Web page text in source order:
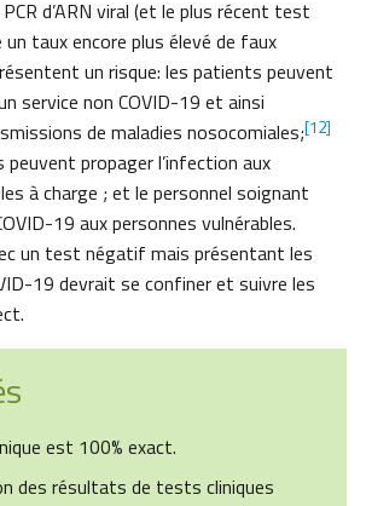
d’ARN viral (et le plus récent test
taux encore plus élevé de faux
un risque: les patients peuvent
service non COVID-19 et ainsi
de maladies nosocomiales;[12]
propager l’infection aux
à charge ; et le personnel soignant
19 aux personnes vulnérables.
un test négatif mais présentant les
19 devrait se confiner et suivre les
est 100% exact.
des résultats de tests cliniques